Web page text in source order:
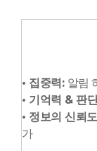
• 집중력: 알림
• 기억력 & 판
• 정보의 신뢰
가